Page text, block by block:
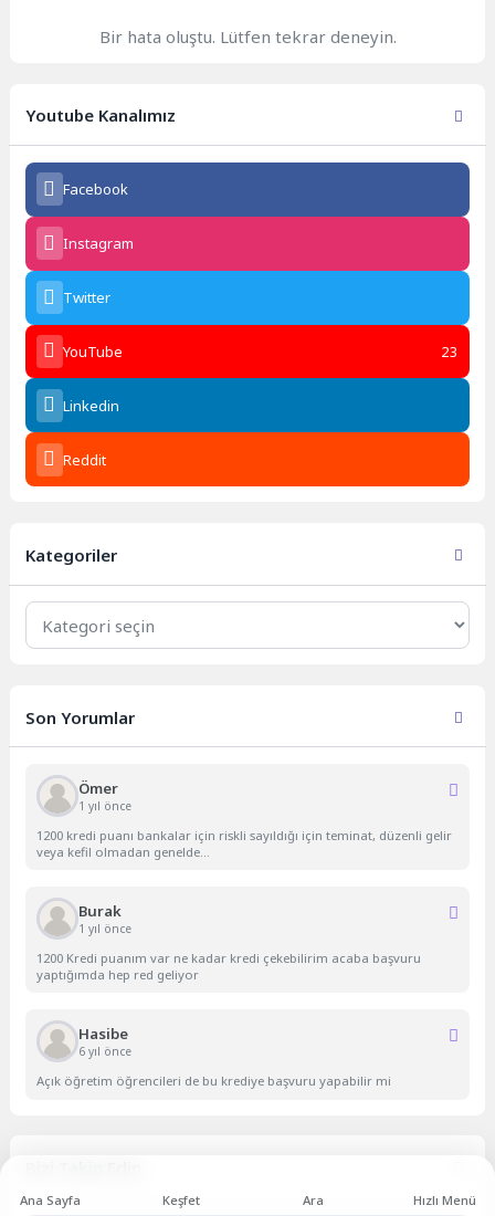
Bir hata oluştu. Lütfen tekrar deneyin.
Youtube Kanalımız
Facebook
Instagram
Twitter
YouTube 23
Linkedin
Reddit
Kategoriler
Kategoriler
Son Yorumlar
Ömer
1 yıl önce
1200 kredi puanı bankalar için riskli sayıldığı için teminat, düzenli gelir
veya kefil olmadan genelde...
Burak
1 yıl önce
1200 Kredi puanım var ne kadar kredi çekebilirim acaba başvuru
yaptığımda hep red geliyor
Hasibe
6 yıl önce
Açık öğretim öğrencileri de bu krediye başvuru yapabilir mi
Ana Sayfa Keşfet Ara Hızlı Menü